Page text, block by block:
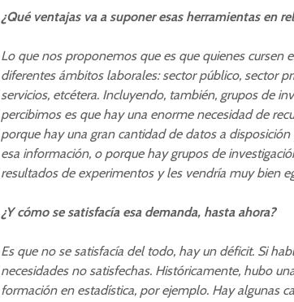
¿Qué ventajas va a suponer esas herramientas en
Lo que nos proponemos que es que quienes cursen
diferentes ámbitos laborales: sector público, sector
servicios, etcétera. Incluyendo, también, grupos de
percibimos es que hay una enorme necesidad de
porque hay una gran cantidad de datos a
esa información, o porque hay grupos de
resultados de experimentos y les vendría muy bien
¿Y cómo se satisfacía esa demanda, hasta ahora?
Es que no se satisfacía del todo, hay un déficit. Si
necesidades no satisfechas. Históricamente, hubo
formación en estadística, por ejemplo. Hay algunas